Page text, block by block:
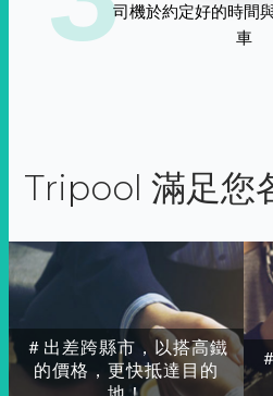
司機於約定好的時間
車
Tripool 滿足您
＃出差跨縣市，以搭高鐵
的價格，更快抵達目的